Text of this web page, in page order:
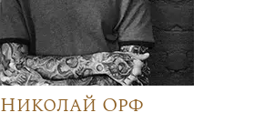
Николай Орф